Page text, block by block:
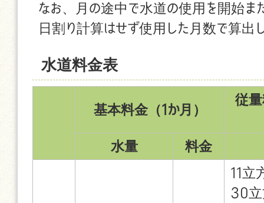
なお、月の途中で水道の使用を開始ま
日割り計算はせず使用した月数で算出
水道料金表
基本料金（1か月）
従量
水量 料金
11立
30立